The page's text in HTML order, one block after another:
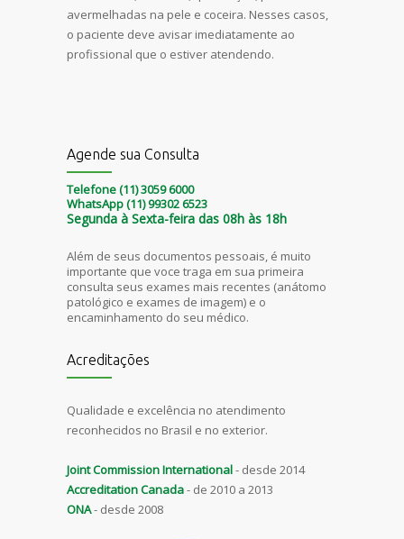
avermelhadas na pele e coceira. Nesses casos,
o paciente deve avisar imediatamente ao
profissional que o estiver atendendo.
Agende sua Consulta
Telefone (11) 3059 6000
WhatsApp (11) 99302 6523
Segunda à Sexta-feira das 08h às 18h
Além de seus documentos pessoais, é muito
importante que voce traga em sua primeira
consulta seus exames mais recentes (anátomo
patológico e exames de imagem) e o
encaminhamento do seu médico.
Acreditações
Qualidade e excelência no atendimento
reconhecidos no Brasil e no exterior.
Joint Commission International- desde 2014
Accreditation Canada- de 2010 a 2013
ONA- desde 2008